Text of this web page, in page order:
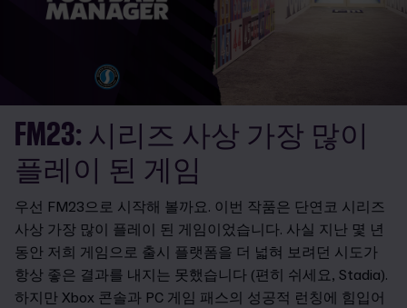
FM23: 시리즈 사상 가장 많이
플레이 된 게임
우선 FM23으로 시작해 볼까요. 이번 작품은 단연코 시리즈
사상 가장 많이 플레이 된 게임이었습니다. 사실 지난 몇 년
동안 저희 게임으로 출시 플랫폼을 더 넓혀 보려던 시도가
항상 좋은 결과를 내지는 못했습니다 (편히 쉬세요, Stadia).
하지만 Xbox 콘솔과 PC 게임 패스의 성공적 런칭에 힘입어